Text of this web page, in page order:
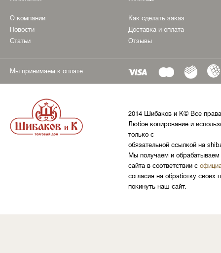
О компании
Новости
Статьи
Как сделать заказ
Доставка и оплата
Отзывы
Мы принимаем к оплате
2014 Шибаков и К© Все
Любое копирование и
только с
обязательной ссылкой на
Мы получаем и обрабатываем
сайта в соответствии с
согласия на обработку
покинуть наш сайт.